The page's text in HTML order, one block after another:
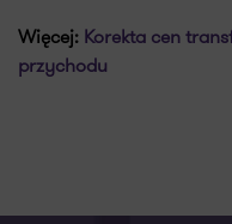
Więcej: Korekta cen
przychodu